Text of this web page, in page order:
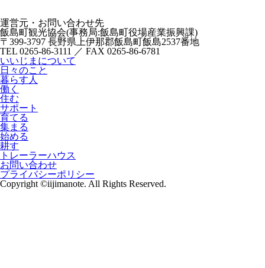
運営元・お問い合わせ先
飯島町観光協会(事務局:飯島町役場産業振興課)
〒399-3797 長野県上伊那郡飯島町飯島2537番地
TEL 0265-86-3111 ／ FAX 0265-86-6781
いいじまについて
日々のこと
暮らす人
働く
住む
サポート
育てる
集まる
始める
耕す
トレーラーハウス
お問い合わせ
プライバシーポリシー
Copyright ©iijimanote. All Rights Reserved.